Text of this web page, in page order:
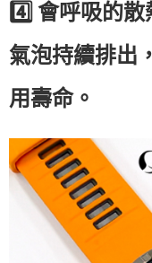
4️⃣ 會呼吸的散
氣泡持續排出
用壽命。